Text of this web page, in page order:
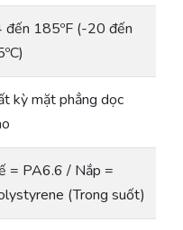
đến 185ºF (-20 đến
kỳ mặt phẳng dọc
= PA6.6 / Nắp =
(Trong suốt)